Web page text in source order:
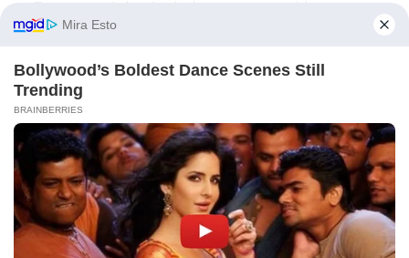
sala —respondí—. En lugar de proteger las
Abrió la boca, pero no salió nada que sonara a
responsabilidad.
Y entonces la decisión fue sencilla.
—Se acabó —dije.